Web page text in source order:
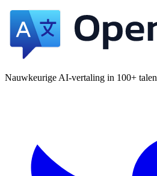
Nauwkeurige AI-vertaling in 100+ talen